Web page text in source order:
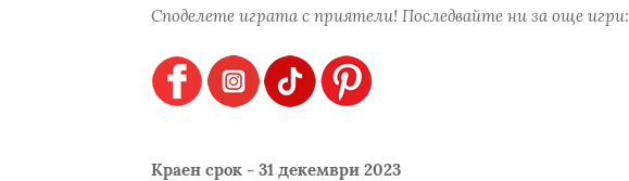
Споделете играта с приятели! Последвайте ни за още игри:
Краен срок - 31 декември 2023